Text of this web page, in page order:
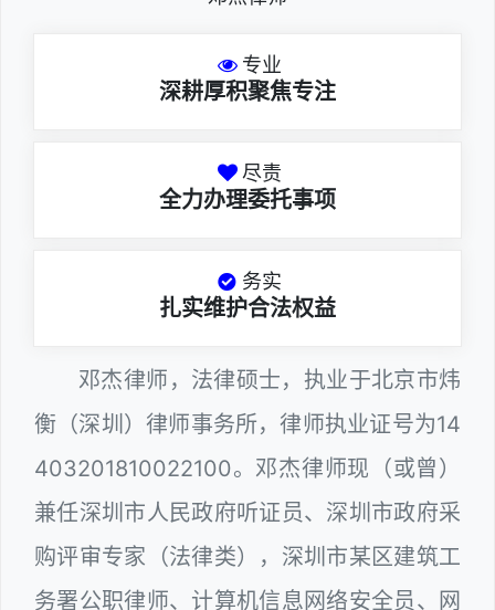
专业
深耕厚积聚焦专注
尽责
全力办理委托事项
务实
扎实维护合法权益
邓杰律师，法律硕士，执业于北京市炜
衡（深圳）律师事务所，律师执业证号为14
403201810022100。邓杰律师现（或曾）
兼任深圳市人民政府听证员、深圳市政府采
购评审专家（法律类），深圳市某区建筑工
务署公职律师、计算机信息网络安全员、网